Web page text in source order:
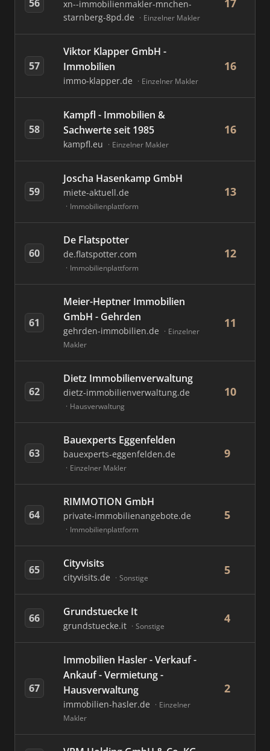
56
xn--immobilienmakler-mnchen-
starnberg-8pd.de
Einzelner Makler
17
57
Viktor Klapper GmbH -
Immobilien
immo-klapper.de Einzelner Makler
16
58
Kampfl - Immobilien &
Sachwerte seit 1985
kampfl.eu Einzelner Makler
16
59
Joscha Hasenkamp GmbH
miete-aktuell.de
Immobilienplattform
13
60
De Flatspotter
de.flatspotter.com
Immobilienplattform
12
61
Meier-Heptner Immobilien
GmbH - Gehrden
gehrden-immobilien.de
Einzelner
Makler
11
62
Dietz Immobilienverwaltung
dietz-immobilienverwaltung.de
Hausverwaltung
10
63
Bauexperts Eggenfelden
bauexperts-eggenfelden.de
Einzelner Makler
9
64
RIMMOTION GmbH
private-immobilienangebote.de
Immobilienplattform
5
65 Cityvisits
cityvisits.de Sonstige
5
66 Grundstuecke It
grundstuecke.it Sonstige
4
67
Immobilien Hasler - Verkauf -
Ankauf - Vermietung -
Hausverwaltung
immobilien-hasler.de
Einzelner
Makler
2